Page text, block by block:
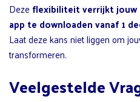
Dezeflexibiliteit verrijkt jouw
app te downloaden vanaf 1
Laat deze kans niet liggen om
transformeren.
Veelgestelde